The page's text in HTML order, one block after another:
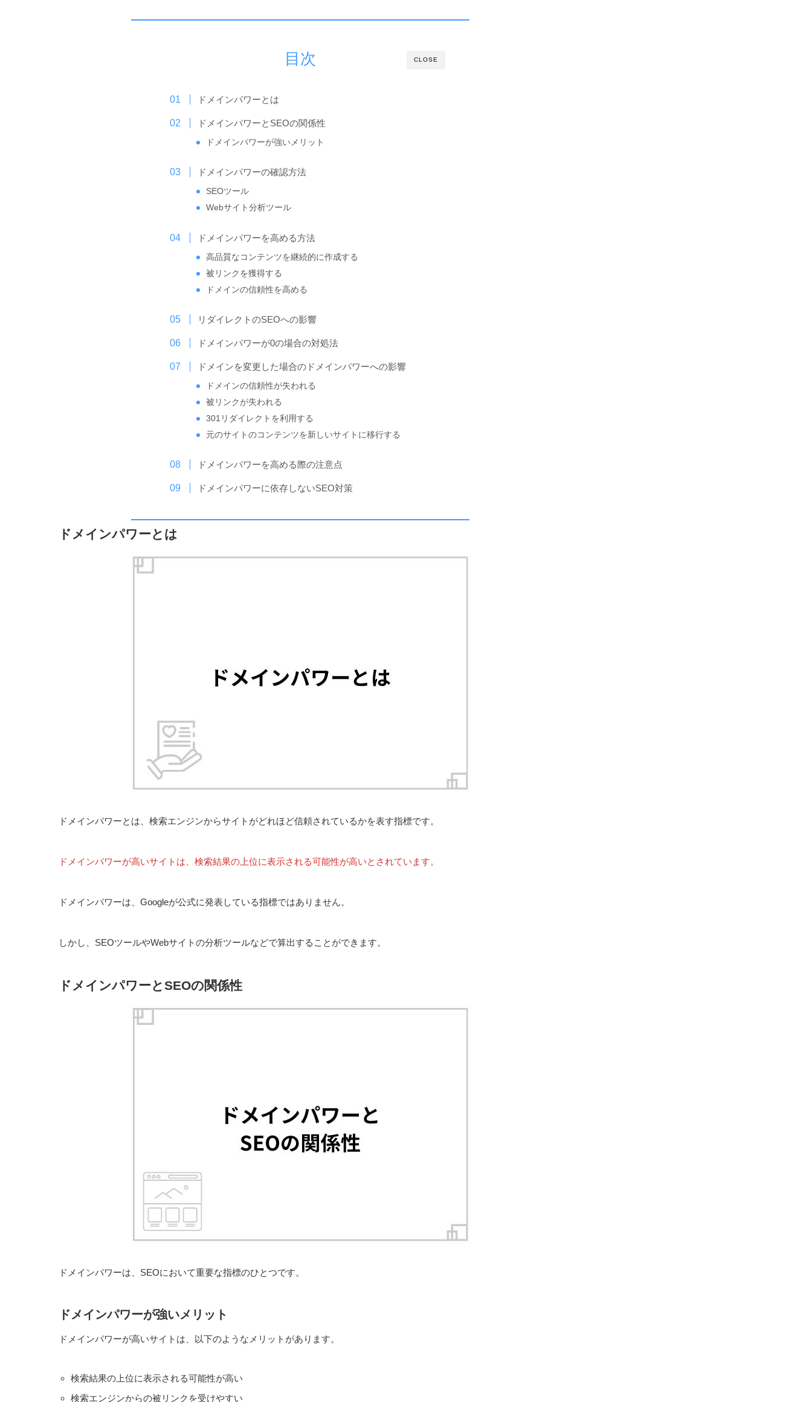
CLOSE
目次
ドメインパワーとは
ドメインパワーとSEOの関係性
ドメインパワーが強いメリット
ドメインパワーの確認方法
SEOツール
Webサイト分析ツール
ドメインパワーを高める方法
高品質なコンテンツを継続的に作成する
被リンクを獲得する
ドメインの信頼性を高める
リダイレクトのSEOへの影響
ドメインパワーが0の場合の対処法
ドメインを変更した場合のドメインパワーへの影響
ドメインの信頼性が失われる
被リンクが失われる
301リダイレクトを利用する
元のサイトのコンテンツを新しいサイトに移行する
ドメインパワーを高める際の注意点
ドメインパワーに依存しないSEO対策
ドメインパワーとは
ドメインパワーとは、検索エンジンからサイトがどれほど信頼されているかを表す指標です。
ドメインパワーが高いサイトは、検索結果の上位に表示される可能性が高いとされています。
ドメインパワーは、Googleが公式に発表している指標ではありません。
しかし、SEOツールやWebサイトの分析ツールなどで算出することができます。
ドメインパワーとSEOの関係性
ドメインパワーは、SEOにおいて重要な指標のひとつです。
ドメインパワーが強いメリット
ドメインパワーが高いサイトは、以下のようなメリットがあります。
検索結果の上位に表示される可能性が高い
検索エンジンからの被リンクを受けやすい